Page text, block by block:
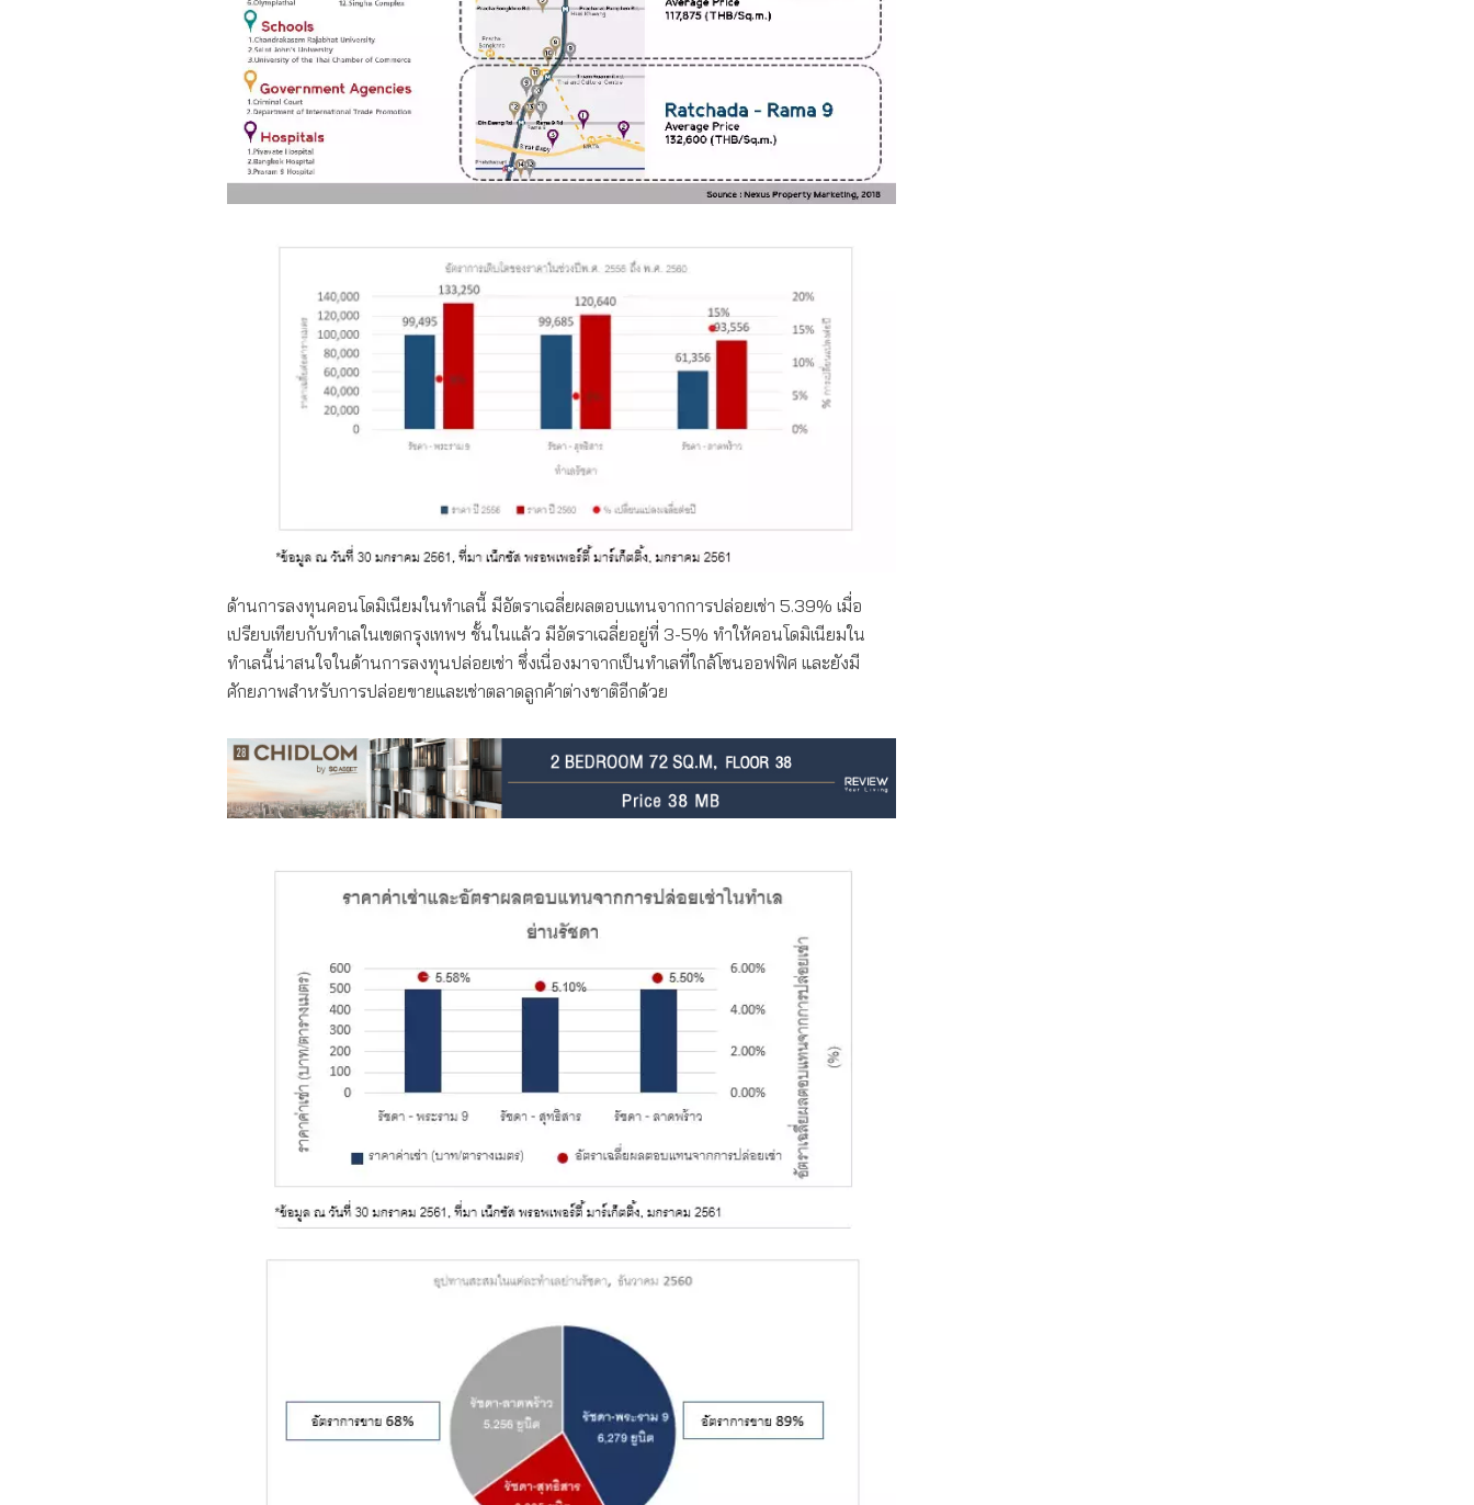
ด้านการลงทุนคอนโดมิเนียมในทำเลนี้ มีอัตราเฉลี่ยผลตอบแทนจากการปล่อยเช่า 5.39% เมื่อ
เปรียบเทียบกับทำเลในเขตกรุงเทพฯ ชั้นในแล้ว มีอัตราเฉลี่ยอยู่ที่ 3-5% ทำให้คอนโดมิเนียมใน
ทำเลนี้น่าสนใจในด้านการลงทุนปล่อยเช่า ซึ่งเนื่องมาจากเป็นทำเลที่ใกล้โซนออฟฟิศ และยังมี
ศักยภาพสำหรับการปล่อยขายและเช่าตลาดลูกค้าต่างชาติอีกด้วย